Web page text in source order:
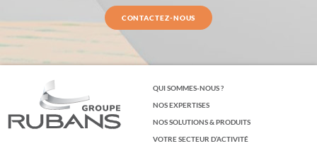
CONTACTEZ-NOUS
QUI SOMMES-NOUS ?
NOS EXPERTISES
NOS SOLUTIONS & PRODUITS
VOTRE SECTEUR D’ACTIVITÉ